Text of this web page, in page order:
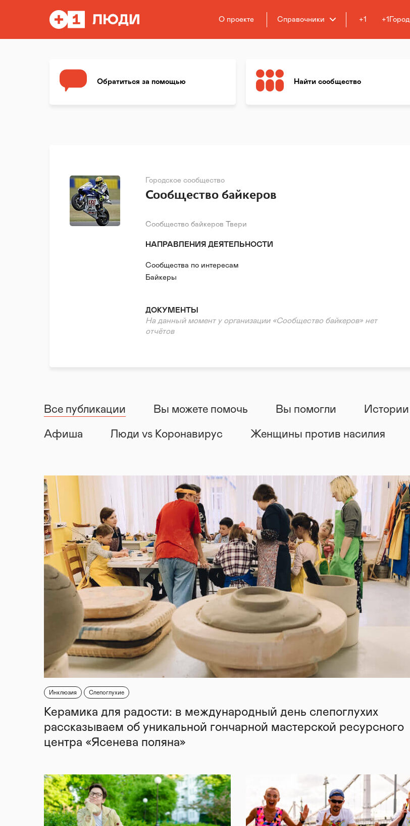
О проекте Справочники +1 +1Город
Обратиться за помощью Найти сообщество
Городское сообщество
Сообщество байкеров
Сообщество байкеров Твери
НАПРАВЛЕНИЯ ДЕЯТЕЛЬНОСТИ
Сообщества по интересам
Байкеры
ДОКУМЕНТЫ
На данный момент у организации «Сообщество байкеров» нет
отчётов
Все публикации Вы можете помочь Вы помогли Истории
Афиша Люди vs Коронавирус Женщины против насилия
Инклюзия Слепоглухие
Керамика для радости: в международный день слепоглухих
рассказываем об уникальной гончарной мастерской ресурсного
центра «Ясенева поляна»